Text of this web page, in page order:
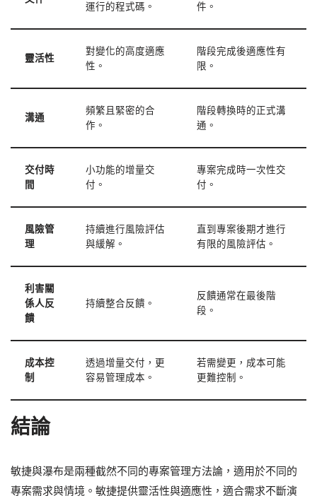
運行的程式碼。 件。
靈活性
對變化的高度適應
性。
階段完成後適應性有
限。
溝通
頻繁且緊密的合
作。
階段轉換時的正式溝
通。
交付時
間
小功能的增量交
付。
專案完成時一次性交
付。
風險管
理
持續進行風險評估
與緩解。
直到專案後期才進行
有限的風險評估。
利害關
係人反
饋
持續整合反饋。
反饋通常在最後階
段。
成本控
制
透過增量交付，更
容易管理成本。
若需變更，成本可能
更難控制。
結論
敏捷與瀑布是兩種截然不同的專案管理方法論，適用於不同的
專案需求與情境。敏捷提供靈活性與適應性，適合需求不斷演